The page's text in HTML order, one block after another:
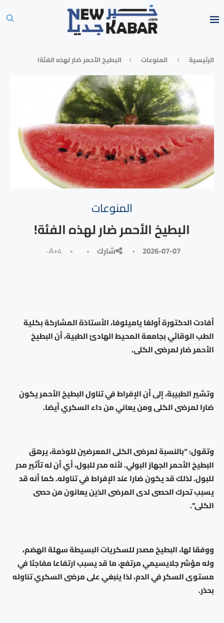
الرئيسية المنوعات البطيخ الأحمر ضار لهذه الفئة!
المنوعات
البطيخ الأحمر ضار لهذه الفئة!
2026-07-07 شارك A+A-
أفادت الدكتورة أولغا ياميلوفا، الأستاذة المشاركة بكلية
الطب الوقائي بجامعة المحيط الهادئ الطبية، أن البطيخ
الأحمر ضار لمرضى الكلى.
وتشير الطبيبة، إلى أن الإفراط في تناول البطيخ الأحمر يكون
ضارا لمرضى الكلى ومن يعاني من داء السكري أيضا.
وتقول: “بالنسبة لمرضى الكلى المعرضين للوذمة، يرهق
البطيخ الأحمر الجهاز البولي. لأنه مدر للبول، أي أن له تأثير مدر
للبول. لذلك قد يكون ضارا عند الإفراط في تناوله. كما أنه قد
يسبب تحرك الحصى لدى المرضى الذين يعانون من حصى
الكلى”.
ووفقا لها، البطيخ مصدر للسكريات البسيطة سهلة الهضم،
وله مؤشر جلايسيمي مرتفع، ما قد يسبب ارتفاعا مفاجئا في
مستوى السكر في الدم، لذا ينبغي على مرضى السكري تناوله
بحذر.